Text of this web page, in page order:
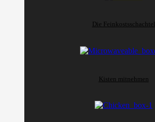
Die Feinkostsschachtel
Kisten mitnehmen